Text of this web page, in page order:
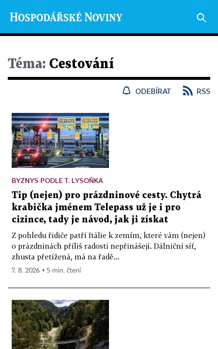
Téma: Cestování
ODEBÍRAT RSS
BYZNYS PODLE T. LYSOŇKA
Tip (nejen) pro prázdninové cesty. Chytrá
krabička jménem Telepass už je i pro
cizince, tady je návod, jak ji získat
Z pohledu řidiče patří Itálie k zemím, které vám (nejen)
o prázdninách příliš radosti nepřinášejí. Dálniční síť,
zhusta přetížená, má na řadě...
7. 8. 2026 ▪ 5 min. čtení